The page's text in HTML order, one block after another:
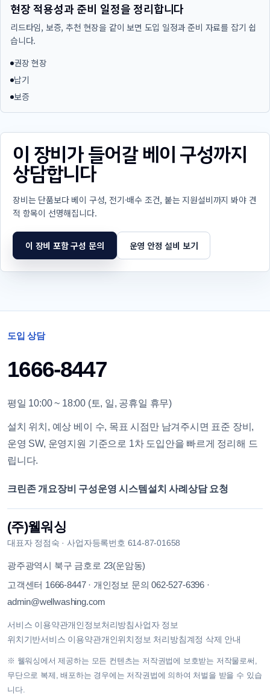
현장 적용성과 준비 일정을 정리합니다
리드타임, 보증, 추천 현장을 같이 보면 도입 일정과 준비 자료를 잡기 쉽
습니다.
권장 현장
납기
보증
이 장비가 들어갈 베이 구성까지
상담합니다
장비는 단품보다 베이 구성, 전기·배수 조건, 붙는 지원설비까지 봐야 견
적 항목이 선명해집니다.
이 장비 포함 구성 문의 운영 안정 설비 보기
도입 상담
1666-8447
평일 10:00 ~ 18:00 (토, 일, 공휴일 휴무)
설치 위치, 예상 베이 수, 목표 시점만 남겨주시면 표준 장비,
운영 SW, 운영지원 기준으로 1차 도입안을 빠르게 정리해 드
립니다.
크린존 개요장비 구성운영 시스템설치 사례 상담 요청
(주)웰워싱
대표자 정점숙 ·사업자등록번호 614-87-01658
광주광역시 북구 금호로 23(운암동)
고객센터 1666-8447· 개인정보 문의062-527-6396·
admin@wellwashing.com
서비스 이용약관개인정보처리방침사업자 정보
위치기반서비스 이용약관개인위치정보 처리방침계정 삭제 안내
※ 웰워싱에서 제공하는 모든 컨텐츠는 저작권법에 보호받는 저작물로써,
무단으로 복제, 배포하는 경우에는 저작권법에 의하여 처벌을 받을 수 있습
니다.